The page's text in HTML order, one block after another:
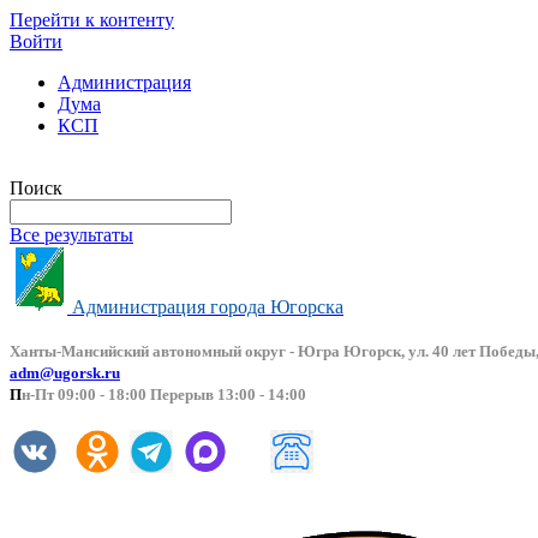
Перейти к контенту
Войти
Администрация
Дума
КСП
Поиск
Все результаты
Администрация города Югорска
Ханты-Мансийский автономный округ - Югра Югорск, ул. 40 лет
adm@ugorsk.ru
Пн-Пт 09:00 - 18:00 Перерыв 13:00 - 14:00